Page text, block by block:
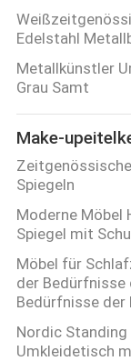
ALLE
FÄLLE
SITEMAP
PRIVACY
POLICY
Edelstahl
Metallkünstler
Grau Samt
Make-
Spiegeln
Moderne Möbel
Spiegel mit
Möbel für
der
Bedürfnisse
Nordic
Umkleidetisch